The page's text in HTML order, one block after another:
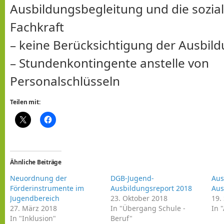
Ausbildungsbegleitung und die
Fachkraft
– keine Berücksichtigung der
– Stundenkontingente anstelle von
Personalschlüsseln
Teilen mit:
Ähnliche Beiträge
Neuordnung der
Förderinstrumente im
Jugendbereich
27. März 2018
In "Inklusion"
DGB-Jugend-
Ausbildungsreport 2018
23. Oktober 2018
In "Übergang Schule -
Beruf"
19.
In